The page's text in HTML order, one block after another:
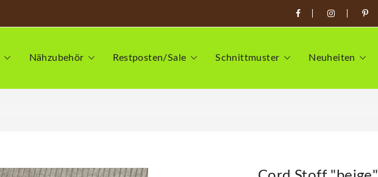
Nähzubehör Restposten/Sale Schnittmuster Neuheiten